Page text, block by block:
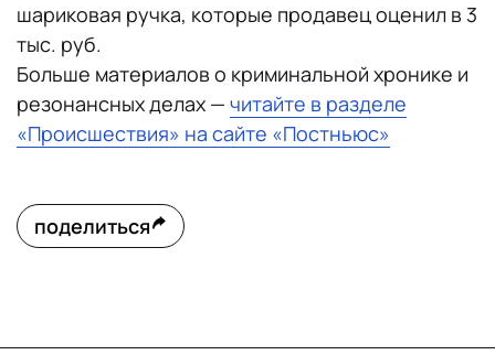
шариковая ручка, которые продавец оценил в 3
тыс. руб.
Больше материалов о криминальной хронике и
резонансных делах — читайте в разделе
«Происшествия» на сайте «Постньюс»
поделиться